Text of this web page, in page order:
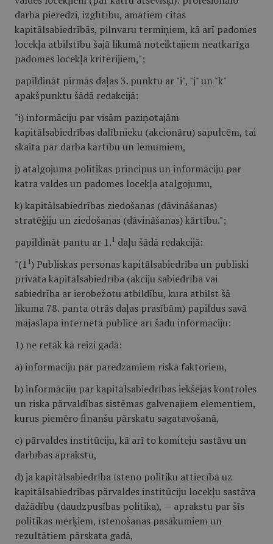
darba pieredzi, izglītību, amatiem citās
kapitālsabiedrībās, pilnvaru termiņiem, kā arī padomes
locekļa atbilstību šajā likumā noteiktajiem neatkarīga
padomes locekļa kritērijiem,";
papildināt pirmās daļas 3. punktu ar "i", "j" un "k"
apakšpunktu šādā redakcijā:
"i) informāciju par visām paziņotajām
kapitālsabiedrības dalībnieku (akcionāru) sapulcēm, tai
skaitā par darba kārtību un lēmumiem,
j) atalgojuma politikas principus un informāciju par
katra valdes un padomes locekļa atalgojumu,
k) kapitālsabiedrības ziedošanas (dāvināšanas)
stratēģiju un ziedošanas (dāvināšanas) kārtību.";
papildināt pantu ar 1. 1 daļu šādā redakcijā:
"(1 1) Publiskas personas kapitālsabiedrība un publiski
privāta kapitālsabiedrība (akciju sabiedrība vai
sabiedrība ar ierobežotu atbildību, kura atbilst šā
likuma 78. panta otrās daļas prasībām) papildus savā
mājaslapā internetā publicē arī šādu informāciju:
1) ne retāk kā reizi gadā:
a) informāciju par paredzamiem riska faktoriem,
b) informāciju par kapitālsabiedrības iekšējās kontroles
un riska pārvaldības sistēmas galvenajiem elementiem,
kurus piemēro finanšu pārskatu sagatavošanā,
c) pārvaldes institūciju, kā arī to komiteju sastāvu un
darbības aprakstu,
d) ja kapitālsabiedrība īsteno politiku attiecībā uz
kapitālsabiedrības pārvaldes institūciju locekļu sastāva
dažādību (daudzpusības politika), — aprakstu par šīs
politikas mērķiem, īstenošanas pasākumiem un
rezultātiem pārskata gadā,